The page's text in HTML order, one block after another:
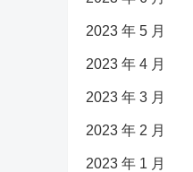
2023 年 5 月
2023 年 4 月
2023 年 3 月
2023 年 2 月
2023 年 1 月